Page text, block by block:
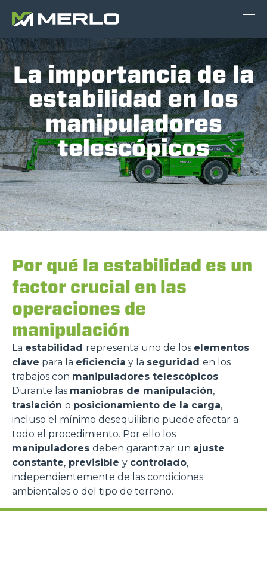
La importancia de la
estabilidad en los
manipuladores
telescópicos
Por qué la estabilidad es un
factor crucial en las
operaciones de
manipulación
La estabilidad representa uno de los elementos
clave para la eficiencia y la seguridad en los
trabajos con manipuladores telescópicos.
Durante las maniobras de manipulación,
traslación o posicionamiento de la carga,
incluso el mínimo desequilibrio puede afectar a
todo el procedimiento. Por ello los
manipuladores deben garantizar un ajuste
constante, previsible y controlado,
independientemente de las condiciones
ambientales o del tipo de terreno.